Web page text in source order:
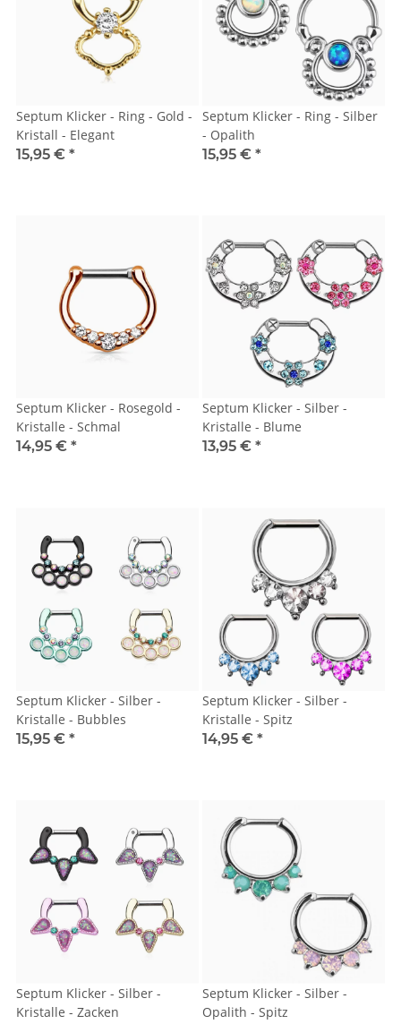
Septum Klicker - Ring - Gold -
Kristall - Elegant
15,95 € *
Septum Klicker - Ring - Silber
- Opalith
15,95 € *
Septum Klicker - Rosegold -
Kristalle - Schmal
14,95 € *
Septum Klicker - Silber -
Kristalle - Blume
13,95 € *
Septum Klicker - Silber -
Kristalle - Bubbles
15,95 € *
Septum Klicker - Silber -
Kristalle - Spitz
14,95 € *
Septum Klicker - Silber -
Kristalle - Zacken
Septum Klicker - Silber -
Opalith - Spitz